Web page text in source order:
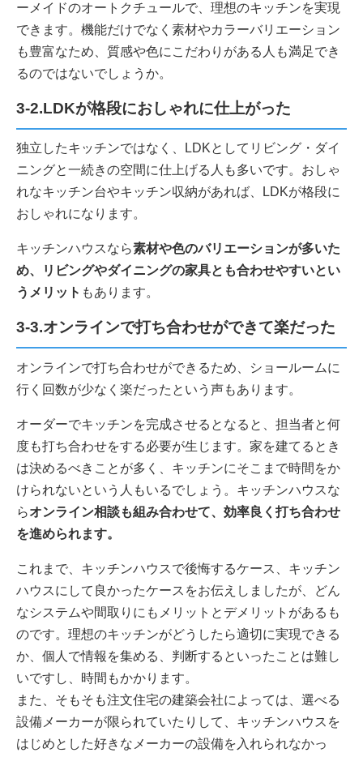
ーメイドのオートクチュールで、理想のキッチンを実現
できます。機能だけでなく素材やカラーバリエーション
も豊富なため、質感や色にこだわりがある人も満足でき
るのではないでしょうか。
3-2.LDKが格段におしゃれに仕上がった
独立したキッチンではなく、LDKとしてリビング・ダイ
ニングと一続きの空間に仕上げる人も多いです。おしゃ
れなキッチン台やキッチン収納があれば、LDKが格段に
おしゃれになります。
キッチンハウスなら素材や色のバリエーションが多いた
め、リビングやダイニングの家具とも合わせやすいとい
うメリット もあります。
3-3.オンラインで打ち合わせができて楽だった
オンラインで打ち合わせができるため、ショールームに
行く回数が少なく楽だったという声もあります。
オーダーでキッチンを完成させるとなると、担当者と何
度も打ち合わせをする必要が生じます。家を建てるとき
は決めるべきことが多く、キッチンにそこまで時間をか
けられないという人もいるでしょう。キッチンハウスな
らオンライン相談も組み合わせて、効率良く打ち合わせ
を進められます。
これまで、キッチンハウスで後悔するケース、キッチン
ハウスにして良かったケースをお伝えしましたが、どん
なシステムや間取りにもメリットとデメリットがあるも
のです。理想のキッチンがどうしたら適切に実現できる
か、個人で情報を集める、判断するといったことは難し
いですし、時間もかかります。
また、そもそも注文住宅の建築会社によっては、選べる
設備メーカーが限られていたりして、キッチンハウスを
はじめとした好きなメーカーの設備を入れられなかっ